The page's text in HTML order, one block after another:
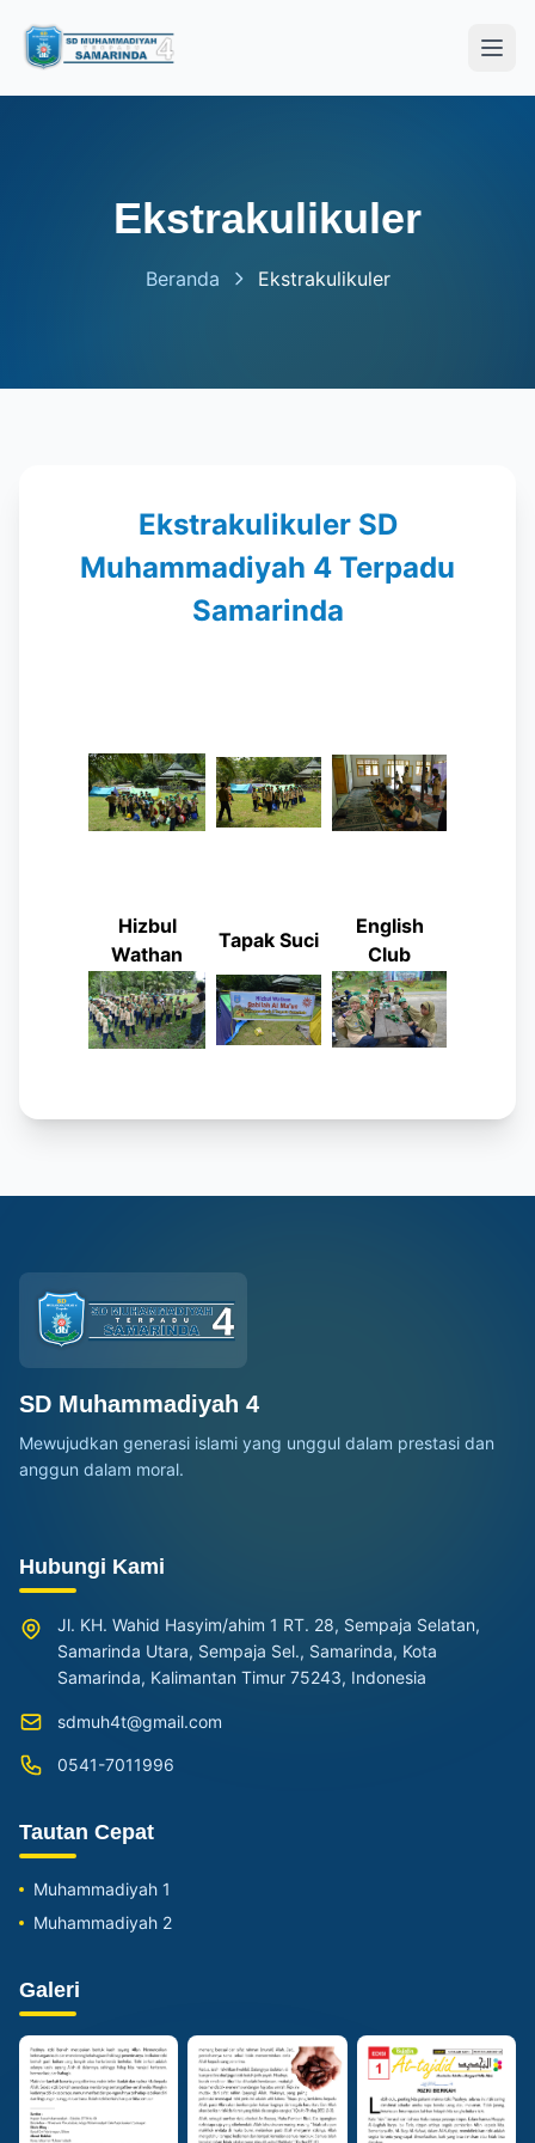
Ekstrakulikuler
Beranda Ekstrakulikuler
Ekstrakulikuler SD
Muhammadiyah 4 Terpadu
Samarinda
Hizbul
Wathan
Tapak Suci
English
Club
SD Muhammadiyah 4
Mewujudkan generasi islami yang unggul dalam prestasi dan
anggun dalam moral.
Hubungi Kami
Jl. KH. Wahid Hasyim/ahim 1 RT. 28, Sempaja Selatan,
Samarinda Utara, Sempaja Sel., Samarinda, Kota
Samarinda, Kalimantan Timur 75243, Indonesia
sdmuh4t@gmail.com
0541-7011996
Tautan Cepat
Muhammadiyah 1
Muhammadiyah 2
Galeri